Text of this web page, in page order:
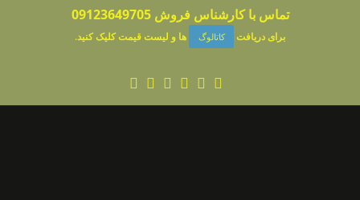
تماس با کارشناس فروش 09123649705
برای دریافت کاتالوگ ها و لیست قیمت کلیک کنید.
Twitter
Facebook
Instagram
Whatsapp
Email